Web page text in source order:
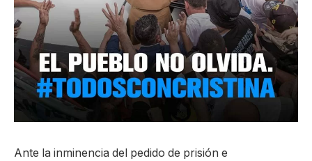
Ante la inminencia del pedido de prisión e